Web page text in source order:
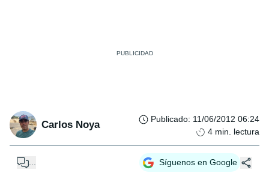
Carlos Noya Publicado: 11/06/2012 06:24
4 min. lectura
... Síguenos en Google